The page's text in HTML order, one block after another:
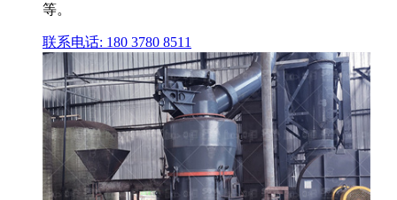
等。
联系电话: 180 3780 8511